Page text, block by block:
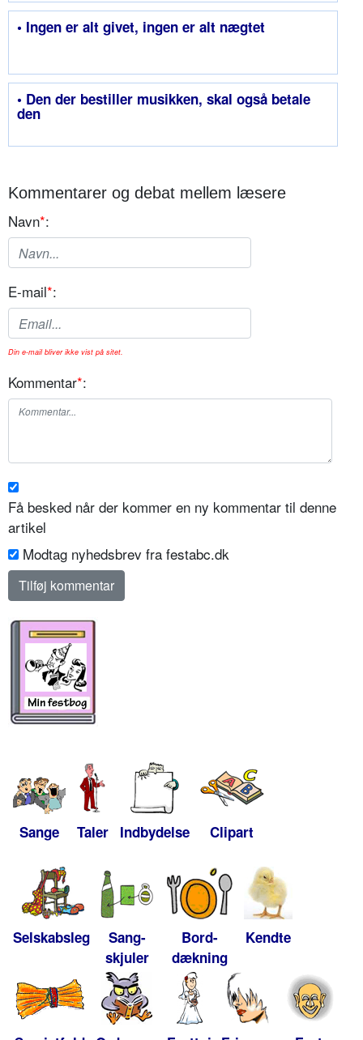
• Ingen er alt givet, ingen er alt nægtet
• Den der bestiller musikken, skal også betale
den
Kommentarer og debat mellem læsere
Navn*:
E-mail*:
Din e-mail bliver ikke vist på sitet.
Kommentar*:
Få besked når der kommer en ny kommentar til denne
artikel
Modtag nyhedsbrev fra festabc.dk
Sange Taler Indbydelse Clipart
Selskabsleg
Sang-
skjuler
Bord-
dækning
Kendte